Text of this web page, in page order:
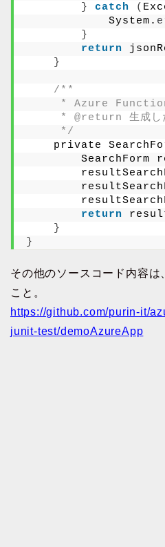
}
catch (
            System.
}
return
}
/**
* Azure
* @return 生成し
     */
private
SearchForm
return
}
}
その他のソースコード内容
こと。
https://github.com/purin-it/
junit-test/demoAzureApp